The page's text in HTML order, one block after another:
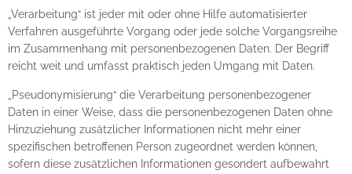
„Verarbeitung“ ist jeder mit oder ohne Hilfe automatisierter
Verfahren ausgeführte Vorgang oder jede solche Vorgangsreihe
im Zusammenhang mit personenbezogenen Daten. Der Begriff
reicht weit und umfasst praktisch jeden Umgang mit Daten.
„Pseudonymisierung“ die Verarbeitung personenbezogener
Daten in einer Weise, dass die personenbezogenen Daten ohne
Hinzuziehung zusätzlicher Informationen nicht mehr einer
spezifischen betroffenen Person zugeordnet werden können,
sofern diese zusätzlichen Informationen gesondert aufbewahrt